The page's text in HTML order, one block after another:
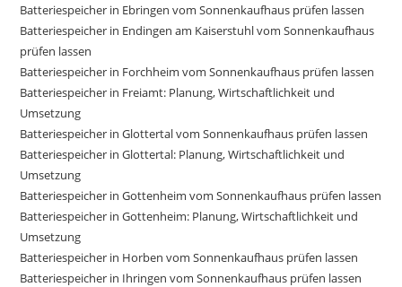
Batteriespeicher in Ebringen vom Sonnenkaufhaus prüfen lassen
Batteriespeicher in Endingen am Kaiserstuhl vom Sonnenkaufhaus
prüfen lassen
Batteriespeicher in Forchheim vom Sonnenkaufhaus prüfen lassen
Batteriespeicher in Freiamt: Planung, Wirtschaftlichkeit und
Umsetzung
Batteriespeicher in Glottertal vom Sonnenkaufhaus prüfen lassen
Batteriespeicher in Glottertal: Planung, Wirtschaftlichkeit und
Umsetzung
Batteriespeicher in Gottenheim vom Sonnenkaufhaus prüfen lassen
Batteriespeicher in Gottenheim: Planung, Wirtschaftlichkeit und
Umsetzung
Batteriespeicher in Horben vom Sonnenkaufhaus prüfen lassen
Batteriespeicher in Ihringen vom Sonnenkaufhaus prüfen lassen